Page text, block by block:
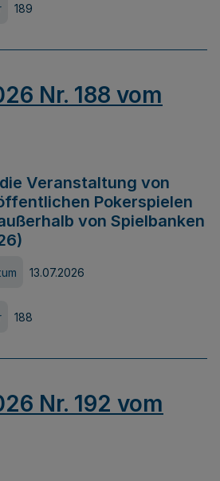
189
Nr. 188 vom
Veranstaltung von
Pokerspielen
von Spielbanken
13.07.2026
188
Nr. 192 vom